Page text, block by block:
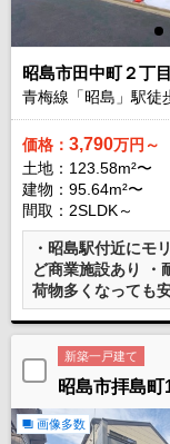
昭島市田中町２丁目
青梅線「昭島」駅徒
価格： 3,790万円～
土地：123.58m²〜
建物：95.64m²〜
間取：2SLDK～
・昭島駅付近にモ
ど商業施設あり ・
荷物多くなっても
新築一戸建て
昭島市拝島
画像多数